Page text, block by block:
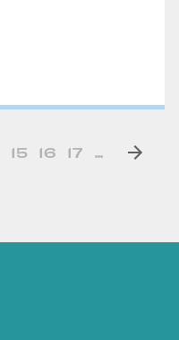
15 16 17 ...